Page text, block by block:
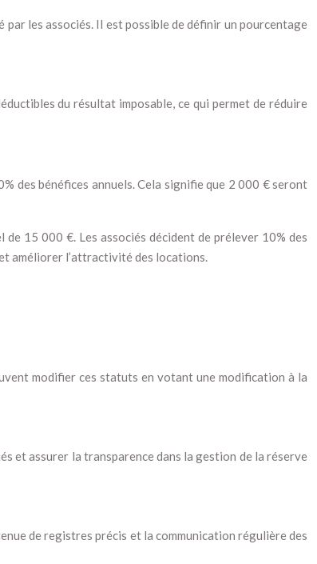
les associés. Il est possible de définir un pourcentage
du résultat imposable, ce qui permet de réduire
des bénéfices annuels. Cela signifie que 2 000 € seront
15 000 €. Les associés décident de prélever 10% des
améliorer l’attractivité des locations.
modifier ces statuts en votant une modification à la
et assurer la transparence dans la gestion de la réserve
de registres précis et la communication régulière des